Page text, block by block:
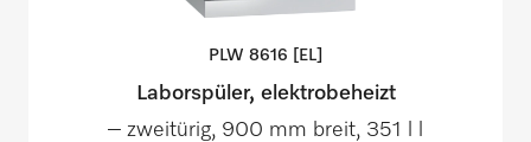
PLW 8616 [EL]
Laborspüler, elektrobeheizt
– zweitürig, 900 mm breit, 351 l l